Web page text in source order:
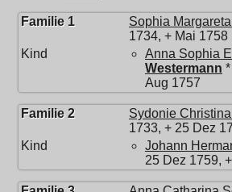
Familie 1 Sophia Margareta
1734, + Mai 1758
Kind
Anna Sophia
Westermann
Aug 1757
Familie 2 Sydonie Christina
1733, + 25 Dez
Kind
Johann
25 Dez 1759,